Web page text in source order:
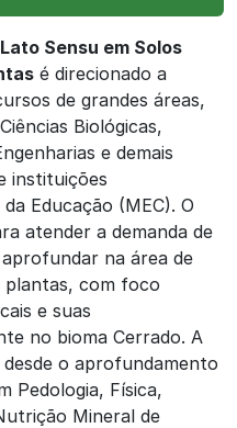
Sensu em Solos
é direcionado a
de grandes áreas,
Biológicas,
e demais
instituições
Educação (MEC). O
atender a demanda de
na área de
plantas, com foco
e suas
no bioma Cerrado. A
o aprofundamento
Pedologia, Física,
Mineral de